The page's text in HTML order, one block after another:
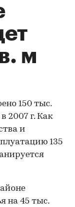
м
150 тыс.
2007 г. Как
и
135
на 45 тыс.